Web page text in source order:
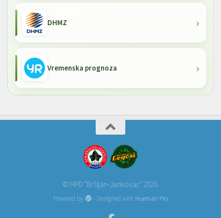
DHMZ
Vremenska prognoza
© HPD "Bršljan-Jankovac" 2026.
Powered by - Designed with Hueman Pro